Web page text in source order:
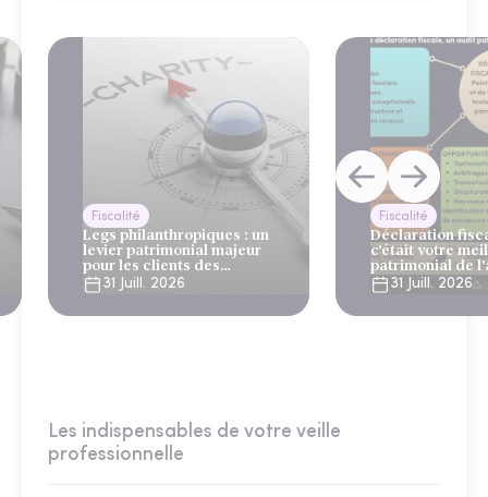
Fiscalité
Legs philanthropiques : un
levier patrimonial majeur
pour les clients des
gestionnaires de patrimoine
et des banques privées
31 Juill. 2026
Fiscalité
Déclaration
c'était votre
patrimonial de
31 Juill. 2026
Les indispensables de votre veille
professionnelle